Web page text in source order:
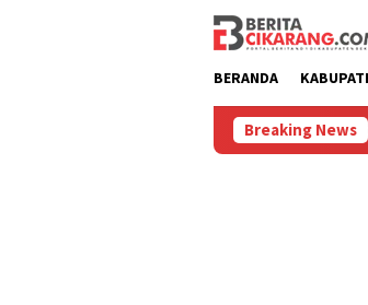
BERANDA
Breaking News
Hilang 5 Bulan, Ustadz Ujang